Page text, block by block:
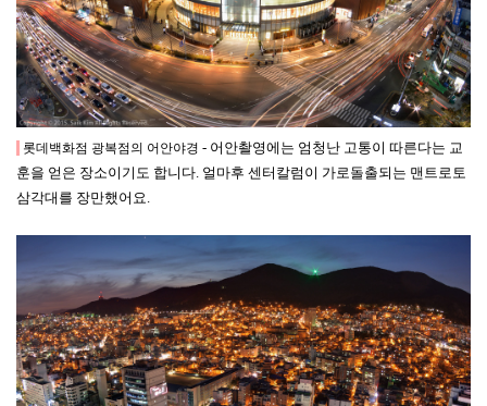
롯데백화점 광복점의 어안야경 - 어안촬영에는 엄청난 고통이 따른다는 교
훈을 얻은 장소이기도 합니다. 얼마후 센터칼럼이 가로돌출되는 맨트로토
삼각대를 장만했어요.